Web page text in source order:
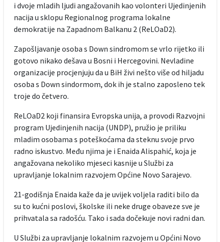
i dvoje mladih ljudi angažovanih kao volonteri Ujedinjenih
nacija u sklopu Regionalnog programa lokalne
demokratije na Zapadnom Balkanu 2 (ReLOaD2).
Zapošljavanje osoba s Down sindromom se vrlo rijetko ili
gotovo nikako dešava u Bosni i Hercegovini. Nevladine
organizacije procjenjuju da u BiH živi nešto više od hiljadu
osoba s Down sindormom, dok ih je stalno zaposleno tek
troje do četvero.
ReLOaD2 koji finansira Evropska unija, a provodi Razvojni
program Ujedinjenih nacija (UNDP), pružio je priliku
mladim osobama s poteškoćama da steknu svoje prvo
radno iskustvo. Među njima je i Enaida Alispahić, koja je
angažovana nekoliko mjeseci kasnije u Službi za
upravljanje lokalnim razvojem Općine Novo Sarajevo.
21-godišnja Enaida kaže da je uvijek voljela raditi bilo da
su to kućni poslovi, školske ili neke druge obaveze sve je
prihvatala sa radošću. Tako i sada dočekuje novi radni dan.
U Službi za upravljanje lokalnim razvojem u Općini Novo